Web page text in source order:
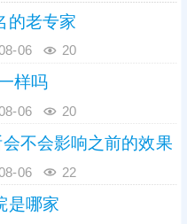
的老专家
06 20
样吗
06 20
不会影响之前的效果
06 22
是哪家